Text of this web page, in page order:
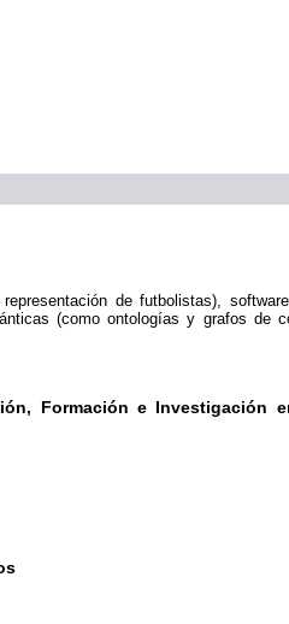
de futbolistas),
(como ontologías y grafos de
Formación e Investigación